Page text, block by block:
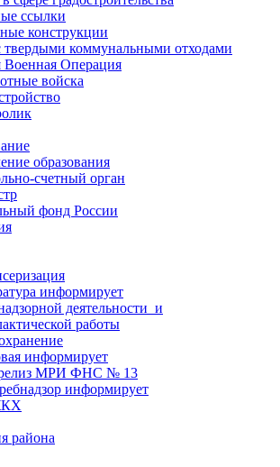
ссылки
конструкции
коммунальными отходами
Военная Операция
войска
образования
счетный орган
фонд России
информирует
деятельности и
работы
информирует
МРИ ФНС № 13
информирует
района